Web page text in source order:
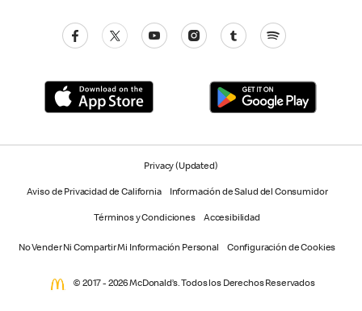
Privacy (Updated)
Aviso de Privacidad de California Información de Salud del Consumidor
Términos y Condiciones Accesibilidad
No Vender Ni Compartir Mi Información Personal Configuración de Cookies
© 2017 - 2026 McDonald’s. Todos los Derechos Reservados